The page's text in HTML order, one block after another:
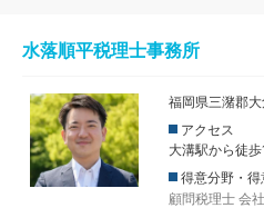
水落順平税理士事務所
福岡県三潴郡
アクセス
大溝駅から徒
得意分野・得
顧問税理士 会